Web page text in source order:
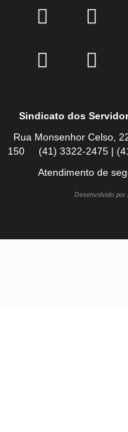
Sindicato dos
Rua Monsenhor Celso,
150 (41) 3322-2475 |
Atendimento de
Desenvolvido